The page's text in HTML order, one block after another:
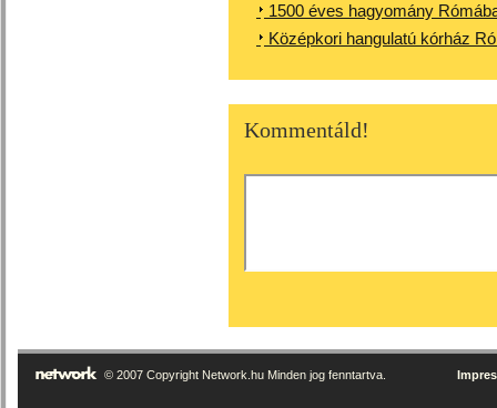
1500 éves hagyomány
Középkori hangulatú kórház
Kommentáld!
© 2007 Copyright Network.hu Minden jog fenntartva.